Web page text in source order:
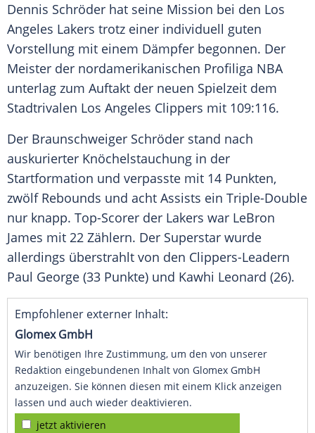
Dennis Schröder hat seine Mission bei den Los
Angeles Lakers trotz einer individuell guten
Vorstellung mit einem Dämpfer begonnen. Der
Meister der nordamerikanischen Profiliga NBA
unterlag zum Auftakt der neuen Spielzeit dem
Stadtrivalen Los Angeles Clippers mit 109:116.
Der Braunschweiger Schröder stand nach
auskurierter Knöchelstauchung in der
Startformation und verpasste mit 14 Punkten,
zwölf Rebounds und acht Assists ein Triple-Double
nur knapp. Top-Scorer der Lakers war LeBron
James mit 22 Zählern. Der Superstar wurde
allerdings überstrahlt von den Clippers-Leadern
Paul George (33 Punkte) und Kawhi Leonard (26).
Empfohlener externer Inhalt:
Glomex GmbH
Wir benötigen Ihre Zustimmung, um den von unserer
Redaktion eingebundenen Inhalt von Glomex GmbH
anzuzeigen. Sie können diesen mit einem Klick anzeigen
lassen und auch wieder deaktivieren.
jetzt aktivieren